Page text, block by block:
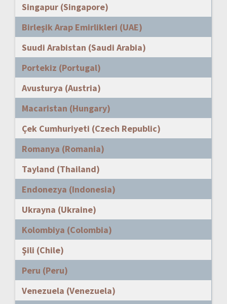
Singapur (Singapore)
Birleşik Arap Emirlikleri (UAE)
Suudi Arabistan (Saudi Arabia)
Portekiz (Portugal)
Avusturya (Austria)
Macaristan (Hungary)
Çek Cumhuriyeti (Czech Republic)
Romanya (Romania)
Tayland (Thailand)
Endonezya (Indonesia)
Ukrayna (Ukraine)
Kolombiya (Colombia)
Şili (Chile)
Peru (Peru)
Venezuela (Venezuela)